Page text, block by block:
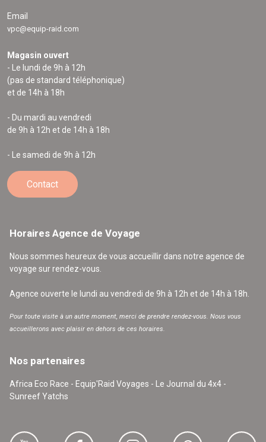
Email
vpc@equip-raid.com
Magasin ouvert
- Le lundi de 9h à 12h
(pas de standard téléphonique)
et de 14h à 18h
- Du mardi au vendredi
de 9h à 12h et de 14h à 18h
- Le samedi de 9h à 12h
Contact
Horaires Agence de Voyage
Nous sommes heureux de vous accueillir dans notre agence de
voyage sur rendez-vous.
Agence ouverte le lundi au vendredi de 9h à 12h et de 14h à 18h.
Pour toute visite à un autre moment, merci de prendre rendez-vous. Nous vous
accueillerons avec plaisir en dehors de ces horaires.
Nos partenaires
Africa Eco Race - Equip'Raid Voyages - Le Journal du 4x4 -
Sunreef Yatchs